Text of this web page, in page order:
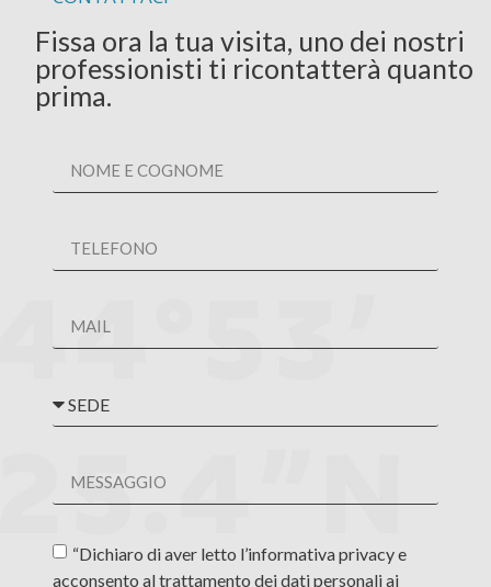
Fissa ora la tua visita, uno dei nostri
professionisti ti ricontatterà quanto
prima.
“Dichiaro di aver letto l’informativa privacy e
acconsento al trattamento dei dati personali ai